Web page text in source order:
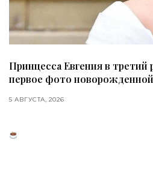
Принцесса Евгения в третий
первое фото новорожденной
5 АВГУСТА, 2026